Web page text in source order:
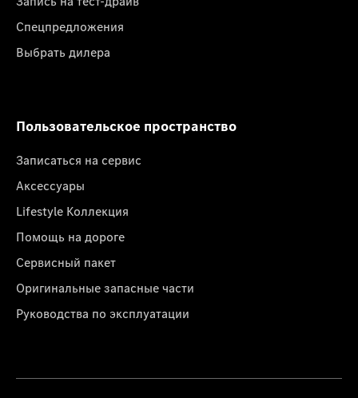
Спецпредложения
Выбрать дилера
Пользовательское пространство
Записаться на сервис
Аксессуары
Lifestyle Коллекция
Помощь на дороге
Сервисный пакет
Оригинальные запасные части
Руководства по эксплуатации